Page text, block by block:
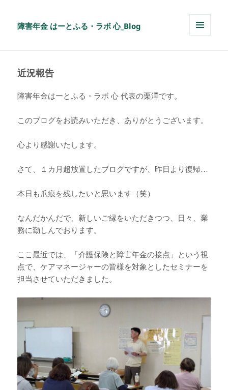
障害年金 はーとふる・ラボ 心_Blog
近況報告
障害年金はーとふる・ラボ 心 代表の栗澤です。
このブログをお読みいただき、ありがとうございます。
心より感謝いたします。
さて、１カ月超放置したブログですが、昨日より復帰…
本日も爪痕を残したいと思います（笑）
なんだかんだで、新しいご縁をいただきつつ、日々、業
務に勤しんでおります。
ここ最近では、「介護保険と障害年金の接点」という視
点で、ケアマネージャーの皆様を対象としたセミナーを
担当させていただきました。